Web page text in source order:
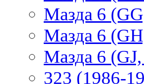
Мазда 6
Мазда 6
Мазда 6
323 (1986-